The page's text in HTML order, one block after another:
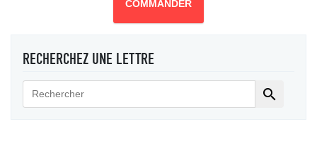
COMMANDER
RECHERCHEZ UNE LETTRE
